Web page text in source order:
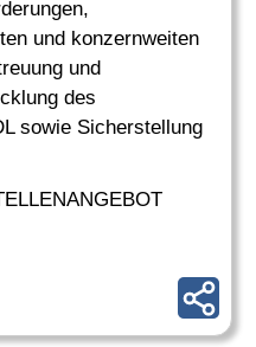
und konzernweiten
und
des
sowie Sicherstellung